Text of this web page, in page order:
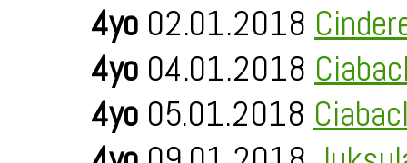
4yo 02.01.2018
4yo 04.01.2018
4yo 05.01.2018